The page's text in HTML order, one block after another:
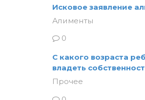
Исковое заявление
Алименты
0
С какого возраста
владеть
Прочее